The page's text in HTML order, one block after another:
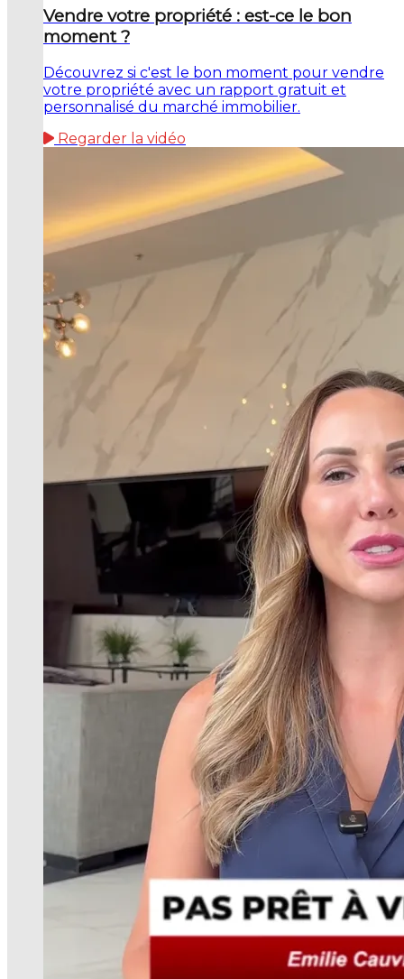
Vendre votre propriété : est-ce le bon
moment ?
Découvrez si c'est le bon moment pour vendre
votre propriété avec un rapport gratuit et
personnalisé du marché immobilier.
Regarder la vidéo